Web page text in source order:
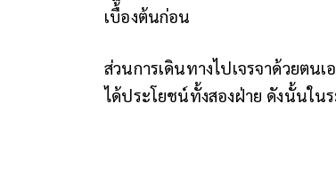
เบื้องต้นก่อน
ส่วนการเดินทางไปเจรจาด้วยตน
ได้ประโยชน์ทั้งสองฝ่าย ดังนั้นใน